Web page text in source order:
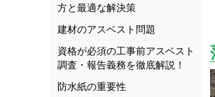
方と最適な解決策
建材のアスベスト問題
資格が必須の工事前アスベスト
調査・報告義務を徹底解説！
防水紙の重要性